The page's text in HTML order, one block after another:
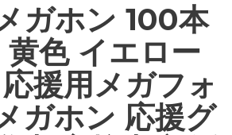
ガホン 100本
色 イエロー
援用メガフォ
ガホン 応援グ